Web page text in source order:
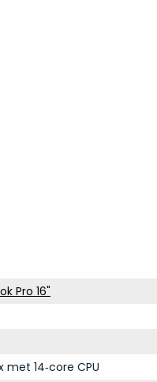
Pro 16"
met 14‑core CPU